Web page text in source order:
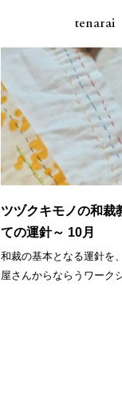
tenarai
ツヅクキモノの和裁
ての運針～ 10月
和裁の基本となる運針を
屋さんからならうワーク